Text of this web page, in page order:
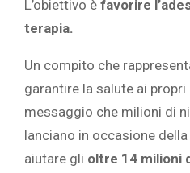
L’obiettivo è favorire
terapia.
Un compito che
garantire la salute ai propri
messaggio che milioni di
lanciano in occasione
aiutare gli oltre 14 milioni